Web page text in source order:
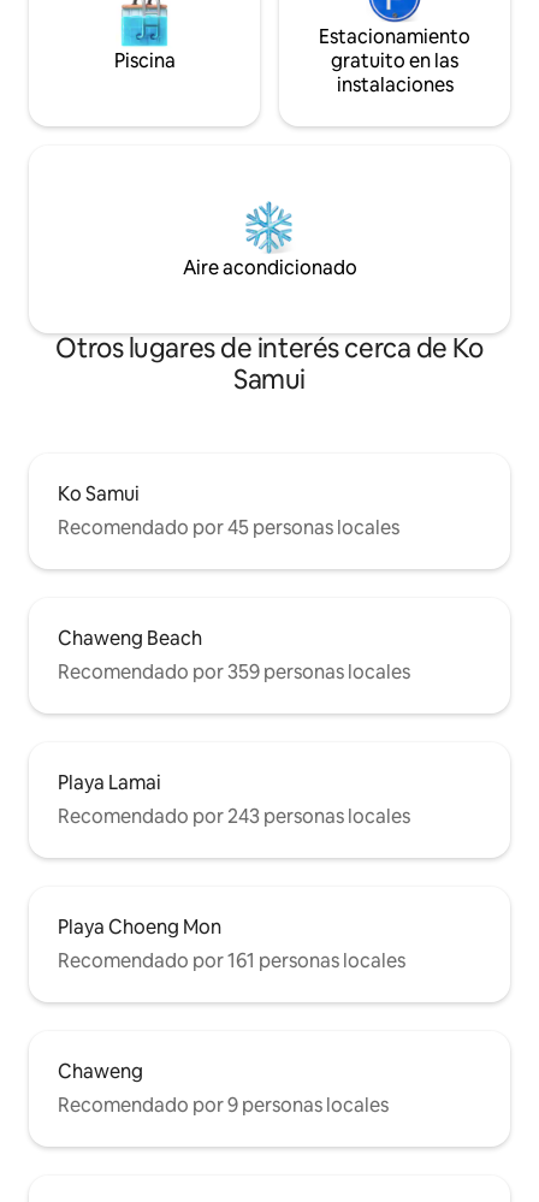
Piscina
Estacionamiento
gratuito en las
instalaciones
Aire acondicionado
Otros lugares de interés cerca de Ko
Samui
Ko Samui
Recomendado por 45 personas locales
Chaweng Beach
Recomendado por 359 personas locales
Playa Lamai
Recomendado por 243 personas locales
Playa Choeng Mon
Recomendado por 161 personas locales
Chaweng
Recomendado por 9 personas locales